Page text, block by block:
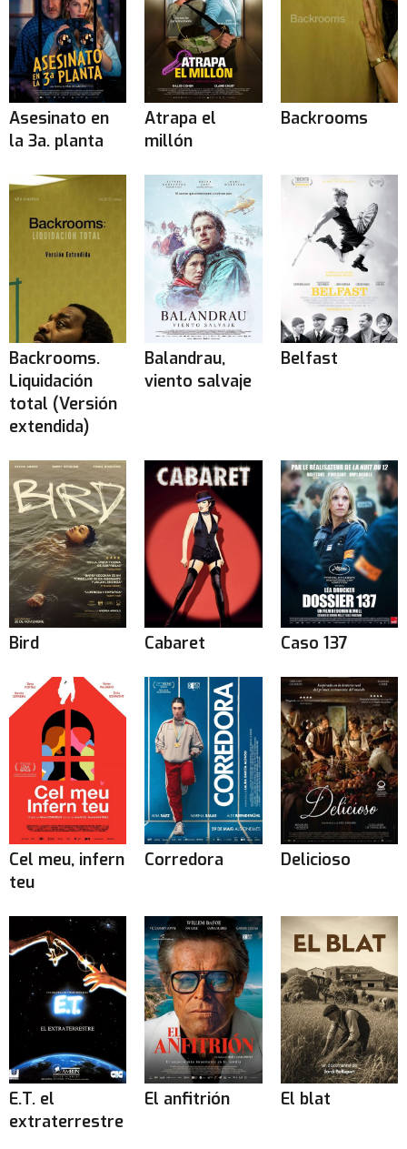
Asesinato en
la 3a. planta
Atrapa el
millón
Backrooms
Backrooms.
Liquidación
total (Versión
extendida)
Balandrau,
viento salvaje
Belfast
Bird Cabaret Caso 137
Cel meu, infern
teu
Corredora Delicioso
E.T. el
extraterrestre
El anfitrión El blat